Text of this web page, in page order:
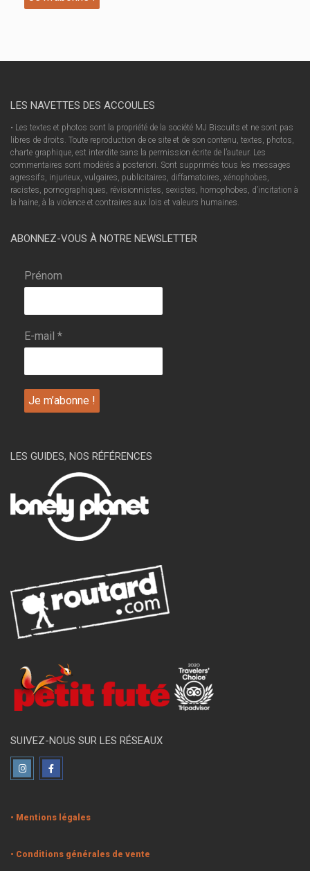
LES NAVETTES DES ACCOULES
• Les textes et photos sont la propriété de la société MJ Biscuits et ne sont pas
libres de droits. Toute reproduction de ce site et de son contenu, textes, photos,
charte graphique, est interdite sans la permission écrite de l’auteur. Les
commentaires sont modérés à posteriori. Sont supprimés tous les messages
agressifs, injurieux, vulgaires, publicitaires, diffamatoires, xénophobes,
racistes, pornographiques, révisionnistes, sexistes, homophobes, d’incitation à
la haine, à la violence et contraires aux lois et valeurs humaines.
ABONNEZ-VOUS À NOTRE NEWSLETTER
Prénom
E-mail *
LES GUIDES, NOS RÉFÉRENCES
SUIVEZ-NOUS SUR LES RÉSEAUX
• Mentions légales
• Conditions générales de vente